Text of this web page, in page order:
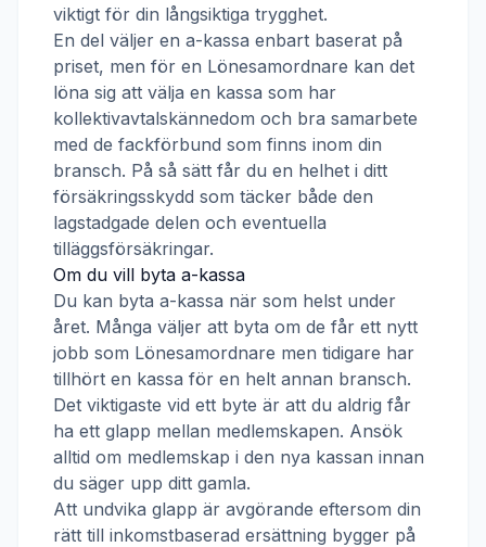
viktigt för din långsiktiga trygghet.
En del väljer en a-kassa enbart baserat på
priset, men för en Lönesamordnare kan det
löna sig att välja en kassa som har
kollektivavtalskännedom och bra samarbete
med de fackförbund som finns inom din
bransch. På så sätt får du en helhet i ditt
försäkringsskydd som täcker både den
lagstadgade delen och eventuella
tilläggsförsäkringar.
Om du vill byta a-kassa
Du kan byta a-kassa när som helst under
året. Många väljer att byta om de får ett nytt
jobb som Lönesamordnare men tidigare har
tillhört en kassa för en helt annan bransch.
Det viktigaste vid ett byte är att du aldrig får
ha ett glapp mellan medlemskapen. Ansök
alltid om medlemskap i den nya kassan innan
du säger upp ditt gamla.
Att undvika glapp är avgörande eftersom din
rätt till inkomstbaserad ersättning bygger på